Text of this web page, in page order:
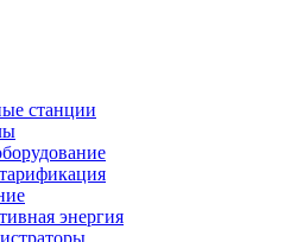
станции
энергия